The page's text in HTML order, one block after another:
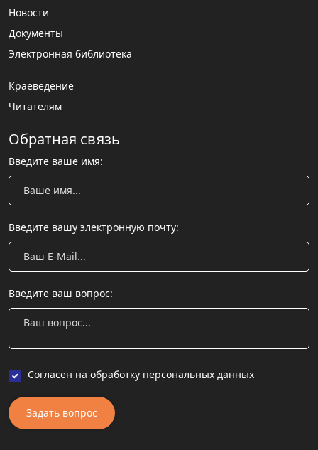
Новости
Документы
Электронная библиотека
Краеведение
Читателям
Обратная связь
Введите ваше имя:
Введите вашу электронную почту:
Введите ваш вопрос:
Согласен на обработку персональных данных
Задать вопрос